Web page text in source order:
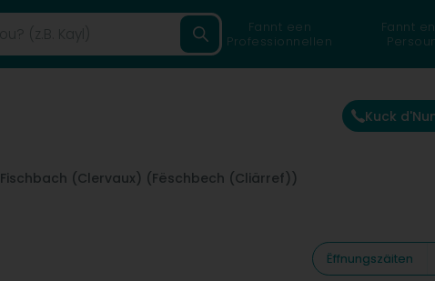
Fannt een
Professionnellen
Fannt
Fischbach (Clervaux) (Fëschbech (Cliärref))
Kuck
Ëffnungszäiten